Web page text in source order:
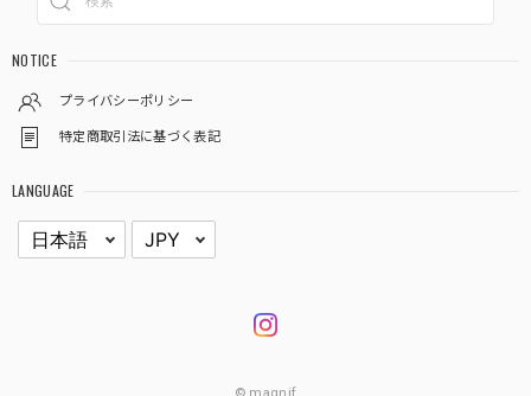
NOTICE
プライバシーポリシー
特定商取引法に基づく表記
LANGUAGE
© magnif